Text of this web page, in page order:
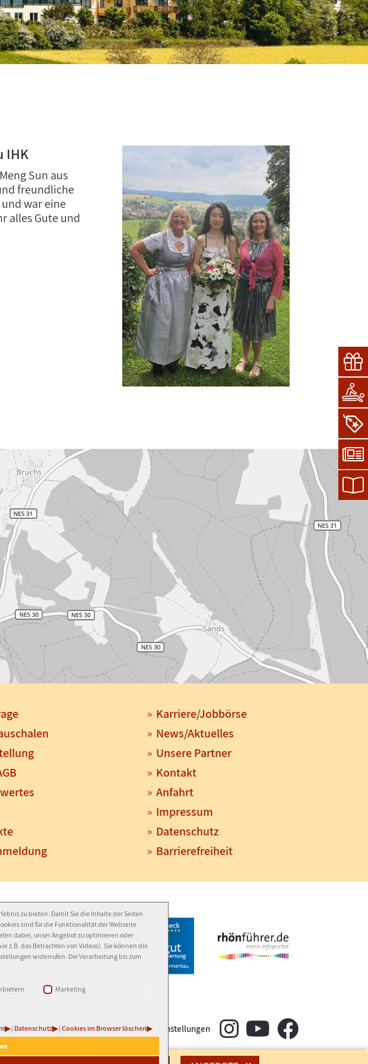
zu bieten. Damit Sie die Inhalte der Seiten
sind für die Funktionalität der Webseite
dabei, unser Angebot zu optimieren oder
z.B. das Betrachten von Videos). Sie können die
widerrufen. Die Verarbeitung bis zum
Marketing
| Datenschutz | Cookies im Browser löschen
IHK
Sun aus
freundliche
war eine
alles Gute und
Karriere/Jobbörse
News/Aktuelles
Unsere Partner
Kontakt
Anfahrt
Impressum
Datenschutz
Barrierefreiheit
±Cookie-Einstellungen